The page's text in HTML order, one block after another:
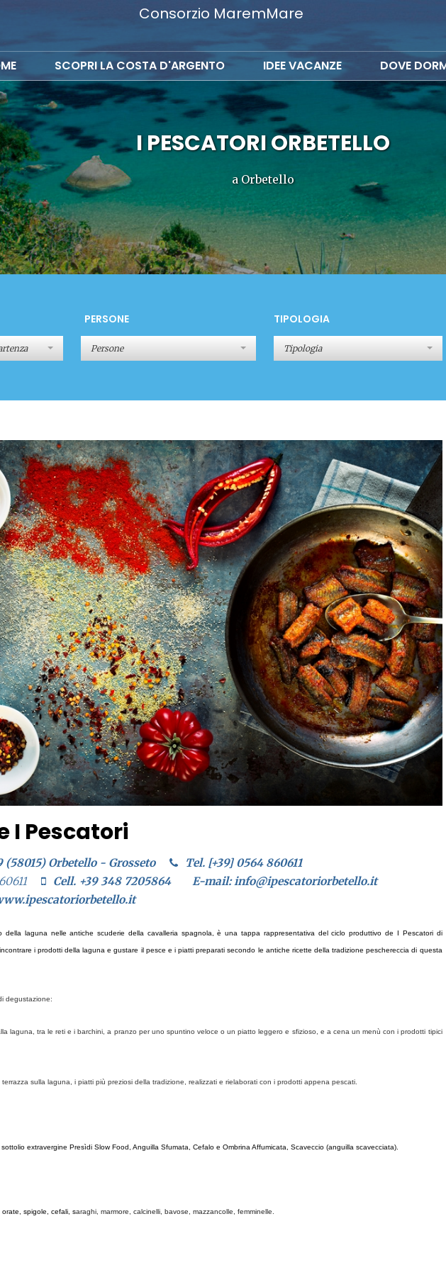
Consorzio MaremMare
SCOPRI LA COSTA D'ARGENTO IDEE VACANZE DOVE
I PESCATORI ORBETELLO
a Orbetello
PERSONE
Persone
TIPOLOGIA
Tipologia
I Pescatori
(58015) Orbetello - Grosseto
Tel. [+39] 0564 860611
Cell. +39 348 7205864
E-mail: info@ipescatoriorbetello.it
della laguna nelle antiche scuderie della cavalleria spagnola, è una tappa rappresentativa del ciclo produttivo de I Pescatori di
i prodotti della laguna e gustare il pesce e i piatti preparati secondo le antiche ricette della tradizione peschereccia di questa
degustazione:
laguna, tra le reti e i barchini, a pranzo per uno spuntino veloce o un piatto leggero e sfizioso, e a cena un menù con i prodotti tipici
terrazza sulla laguna, i piatti più preziosi della tradizione, realizzati e rielaborati con i prodotti appena pescati.
extravergine Presìdi Slow Food, Anguilla Sfumata, Cefalo e Ombrina Affumicata, Scaveccio (anguilla scavecciata).
spigole, cefali, saraghi, marmore, calcinelli, bavose, mazzancolle, femminelle.